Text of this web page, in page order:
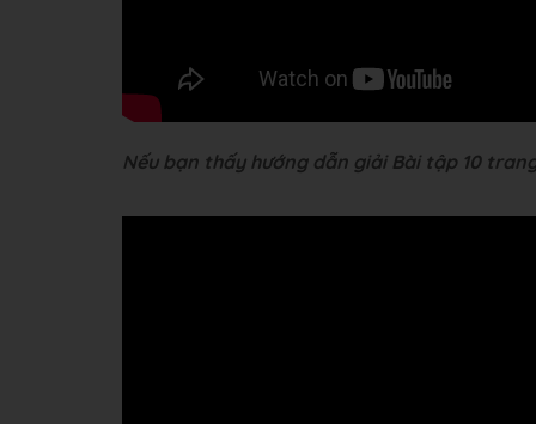
Nếu bạn thấy hướng dẫn giải Bài tập 10